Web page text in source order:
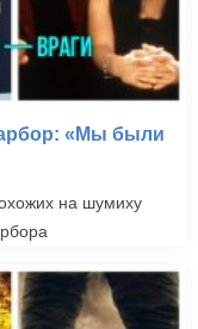
«Мы были
на шумиху